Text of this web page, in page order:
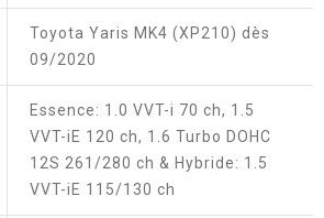
Toyota Yaris MK4 (XP210) dès
09/2020
Essence: 1.0 VVT-i 70 ch, 1.5
VVT-iE 120 ch, 1.6 Turbo DOHC
12S 261/280 ch & Hybride: 1.5
VVT-iE 115/130 ch